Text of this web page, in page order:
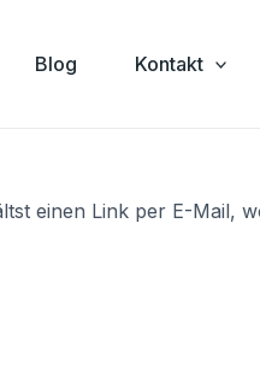
Blog Kontakt
einen Link per E-Mail,